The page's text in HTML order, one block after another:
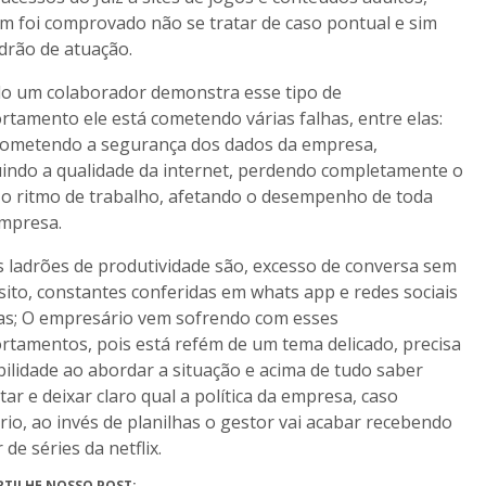
foi comprovado não se tratar de caso pontual e sim
de atuação.
um colaborador demonstra esse tipo de
ele está cometendo várias falhas, entre elas:
a segurança dos dados da empresa,
a qualidade da internet, perdendo completamente o
ritmo de trabalho, afetando o desempenho de toda
ladrões de produtividade são, excesso de conversa sem
constantes conferidas em whats app e redes sociais
O empresário vem sofrendo com esses
pois está refém de um tema delicado, precisa
ao abordar a situação e acima de tudo saber
e deixar claro qual a política da empresa, caso
ao invés de planilhas o gestor vai acabar recebendo
séries da netflix.